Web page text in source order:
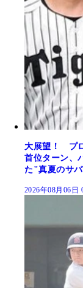
大展望！ プ
首位ターン、
た"真夏のサ
2026年08月06日